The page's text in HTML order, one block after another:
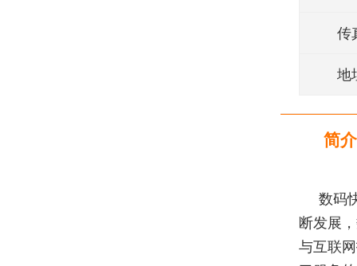
传
地
简介
数码
断发展
与互联